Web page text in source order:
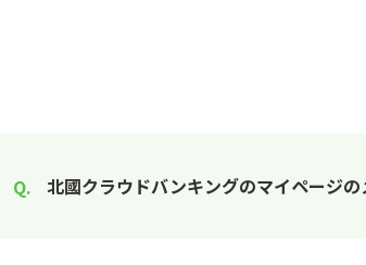
北國クラウドバンキングのマイページ